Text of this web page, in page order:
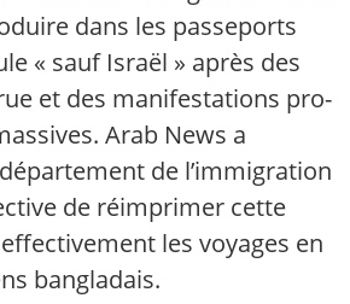
dans les passeports
« sauf Israël » après des
et des manifestations pro-
Arab News a
de l’immigration
de réimprimer cette
les voyages en
bangladais.